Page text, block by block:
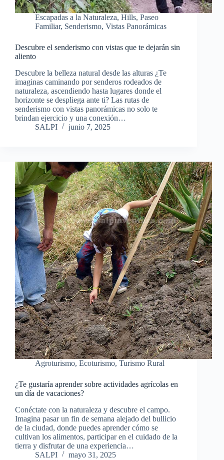
Escapadas a la Naturaleza, Hills, Paseo
Familiar, Senderismo, Vistas Panorámicas
Descubre el senderismo con vistas que te dejarán sin
aliento
Descubre la belleza natural desde las alturas ¿Te
imaginas caminando por senderos rodeados de
naturaleza, ascendiendo hasta lugares donde el
horizonte se despliega ante ti? Las rutas de
senderismo con vistas panorámicas no solo te
brindan ejercicio y una conexión…
SALPI
junio 7, 2025
Agroturismo, Ecoturismo, Turismo Rural
¿Te gustaría aprender sobre actividades agrícolas en
un día de vacaciones?
Conéctate con la naturaleza y descubre el campo.
Imagina pasar un fin de semana alejado del bullicio
de la ciudad, donde puedes aprender cómo se
cultivan los alimentos, participar en el cuidado de la
tierra y disfrutar de una experiencia…
SALPI
mayo 31, 2025